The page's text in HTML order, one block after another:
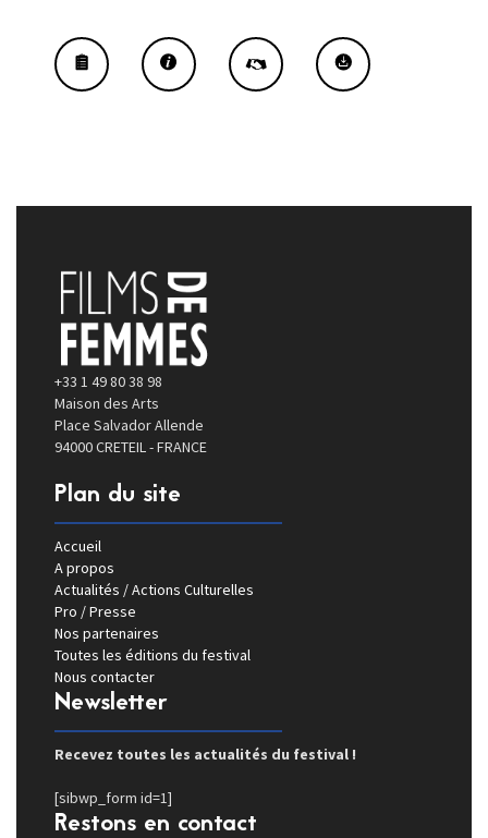
+33 1 49 80 38 98
Maison des Arts
Place Salvador Allende
94000 CRETEIL - FRANCE
Plan du site
Accueil
A propos
Actualités / Actions Culturelles
Pro / Presse
Nos partenaires
Toutes les éditions du festival
Nous contacter
Newsletter
Recevez toutes les actualités du festival !
[sibwp_form id=1]
Restons en contact